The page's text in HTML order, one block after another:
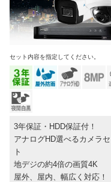
セット内容を指定してください。
3年保証・HDD保証付！
アナログHD選べるカメラセ
ト
地デジの約4倍の画質4K
屋外、屋内、幅広く対応！